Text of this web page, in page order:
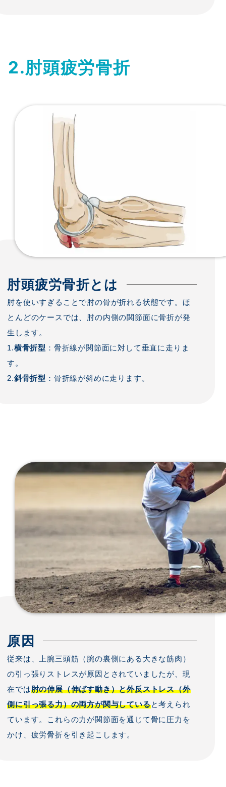
2.肘頭疲労骨折
肘頭疲労骨折とは
肘を使いすぎることで肘の骨が折れる状態です。ほ
とんどのケースでは、肘の内側の関節面に骨折が発
生します。
1.横骨折型 ：骨折線が関節面に対して垂直に走りま
す。
2.斜骨折型 ：骨折線が斜めに走ります。
原因
従来は、上腕三頭筋（腕の裏側にある大きな筋肉）
の引っ張りストレスが原因とされていましたが、現
在では肘の伸展（伸ばす動き）と外反ストレス（外
側に引っ張る力）の両方が関与していると考えられ
ています。これらの力が関節面を通じて骨に圧力を
かけ、疲労骨折を引き起こします。